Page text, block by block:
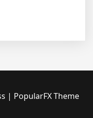
| PopularFX Theme